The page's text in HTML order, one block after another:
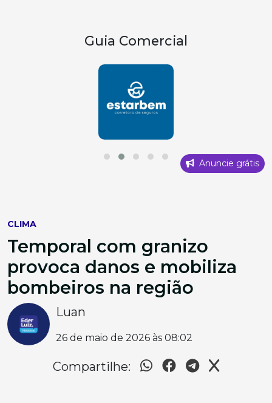
Guia Comercial
Anuncie grátis
CLIMA
Temporal com granizo
provoca danos e mobiliza
bombeiros na região
Luan
26 de maio de 2026 às 08:02
Compartilhe: